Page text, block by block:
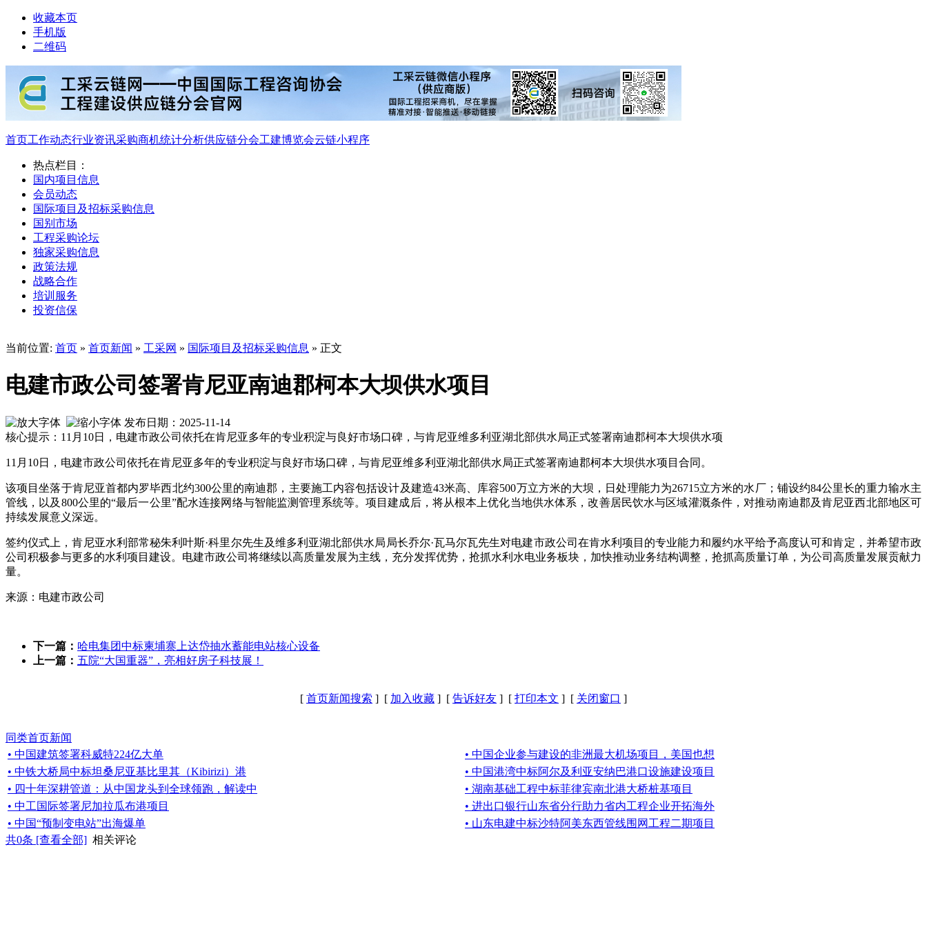
收藏本页
手机版
二维码
首页工作动态行业资讯采购商机统计分析供应链分会工建博览会云链小程序
热点栏目：
国内项目信息
会员动态
国际项目及招标采购信息
国别市场
工程采购论坛
独家采购信息
政策法规
战略合作
培训服务
投资信保
当前位置: 首页 » 首页新闻 » 工采网 » 国际项目及招标采购信息 » 正文
电建市政公司签署肯尼亚南迪郡柯本大坝供水项目
发布日期：2025-11-14
核心提示：11月10日，电建市政公司依托在肯尼亚多年的专业积淀与良好市场口碑，与肯尼亚维多利亚湖北部供水局正式签署南迪郡柯本大坝供水项
11月10日，电建市政公司依托在肯尼亚多年的专业积淀与良好市场口碑，与肯尼亚维多利亚湖北部供水局正式签署南迪郡柯本大坝供水项目合同。
该项目坐落于肯尼亚首都内罗毕西北约300公里的南迪郡，主要施工内容包括设计及建造43米高、库容500万立方米的大坝，日处理能力为26715立方米的水厂；铺设约84公里长的重力输水主
管线，以及800公里的“最后一公里”配水连接网络与智能监测管理系统等。项目建成后，将从根本上优化当地供水体系，改善居民饮水与区域灌溉条件，对推动南迪郡及肯尼亚西北部地区可
持续发展意义深远。
签约仪式上，肯尼亚水利部常秘朱利叶斯·科里尔先生及维多利亚湖北部供水局局长乔尔·瓦马尔瓦先生对电建市政公司在肯水利项目的专业能力和履约水平给予高度认可和肯定，并希望市政
公司积极参与更多的水利项目建设。电建市政公司将继续以高质量发展为主线，充分发挥优势，抢抓水利水电业务板块，加快推动业务结构调整，抢抓高质量订单，为公司高质量发展贡献力
量。
来源：电建市政公司
下一篇： 哈电集团中标柬埔寨上达岱抽水蓄能电站核心设备
上一篇： 五院“大国重器”，亮相好房子科技展！
[ 首页新闻搜索 ] [ 加入收藏 ] [ 告诉好友 ] [ 打印本文 ] [ 关闭窗口 ]
同类首页新闻
• 中国建筑签署科威特224亿大单
• 中国企业参与建设的非洲最大机场项目，美国也想
• 中铁大桥局中标坦桑尼亚基比里其（Kibirizi）港
• 中国港湾中标阿尔及利亚安纳巴港口设施建设项目
• 四十年深耕管道：从中国龙头到全球领跑，解读中
• 湖南基础工程中标菲律宾南北港大桥桩基项目
• 中工国际签署尼加拉瓜布港项目
• 进出口银行山东省分行助力省内工程企业开拓海外
• 中国“预制变电站”出海爆单
• 山东电建中标沙特阿美东西管线围网工程二期项目
共0条 [查看全部] 相关评论